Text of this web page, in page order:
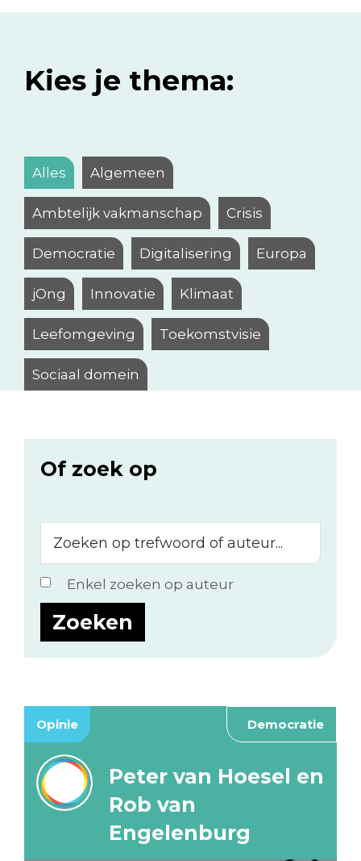
Kies je thema:
Alles Algemeen
Ambtelijk vakmanschap Crisis
Democratie Digitalisering Europa
jOng Innovatie Klimaat
Leefomgeving Toekomstvisie
Sociaal domein
Of zoek op
op
trefwoord
of
auteur...
Enkel zoeken op auteur
Opinie Democratie
Peter van Hoesel en
Rob van
Engelenburg